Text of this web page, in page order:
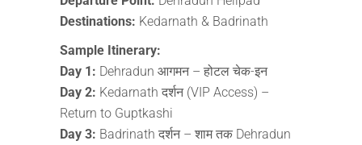
Destinations: Kedarnath & Badrinath
Sample Itinerary:
Day 1: Dehradun आगमन – होटल चेक-इन
Day 2: Kedarnath दर्शन (VIP Access) –
Return to Guptkashi
Day 3: Badrinath दर्शन – शाम तक Dehradun